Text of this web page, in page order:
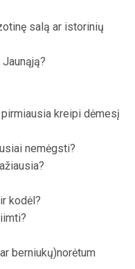
salą ar istorinių
kreipi dėmesį
nemėgsti?
kodėl?
berniukų)norėtum